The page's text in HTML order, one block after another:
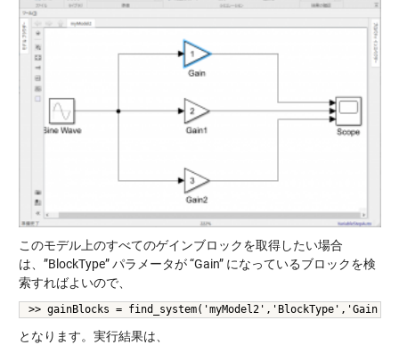
このモデル上のすべてのゲインブロックを取得したい場合
は、”BlockType” パラメータが “Gain” になっているブロックを検
索すればよいので、
>> gainBlocks = find_system('myModel2','BlockType','Gain')
となります。実行結果は、